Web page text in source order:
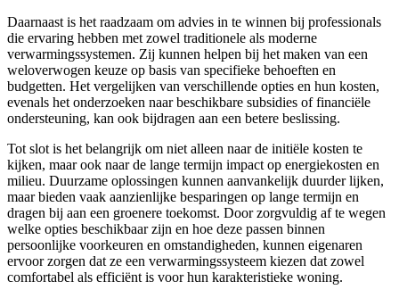
Daarnaast is het raadzaam om advies in te winnen bij professionals
die ervaring hebben met zowel traditionele als moderne
verwarmingssystemen. Zij kunnen helpen bij het maken van een
weloverwogen keuze op basis van specifieke behoeften en
budgetten. Het vergelijken van verschillende opties en hun kosten,
evenals het onderzoeken naar beschikbare subsidies of financiële
ondersteuning, kan ook bijdragen aan een betere beslissing.
Tot slot is het belangrijk om niet alleen naar de initiële kosten te
kijken, maar ook naar de lange termijn impact op energiekosten en
milieu. Duurzame oplossingen kunnen aanvankelijk duurder lijken,
maar bieden vaak aanzienlijke besparingen op lange termijn en
dragen bij aan een groenere toekomst. Door zorgvuldig af te wegen
welke opties beschikbaar zijn en hoe deze passen binnen
persoonlijke voorkeuren en omstandigheden, kunnen eigenaren
ervoor zorgen dat ze een verwarmingssysteem kiezen dat zowel
comfortabel als efficiënt is voor hun karakteristieke woning.